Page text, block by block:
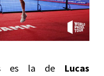
es la de Lucas